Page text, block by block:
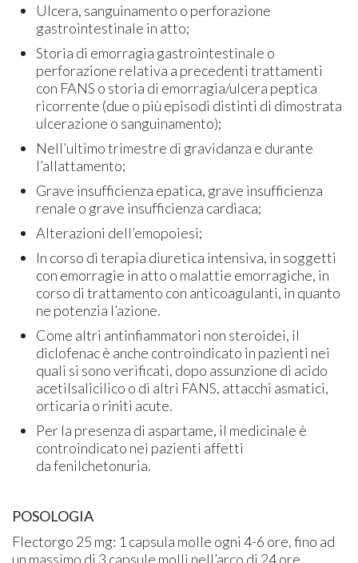
Ulcera, sanguinamento o perforazione
gastrointestinale in atto;
Storia di emorragia gastrointestinale o
perforazione relativa a precedenti trattamenti
con FANS o storia di emorragia/ulcera peptica
ricorrente (due o più episodi distinti di dimostrata
ulcerazione o sanguinamento);
Nell’ultimo trimestre di gravidanza e durante
l’allattamento;
Grave insufficienza epatica, grave insufficienza
renale o grave insufficienza cardiaca;
Alterazioni dell’emopoiesi;
In corso di terapia diuretica intensiva, in soggetti
con emorragie in atto o malattie emorragiche, in
corso di trattamento con anticoagulanti, in quanto
ne potenzia l’azione.
Come altri antinfiammatori non steroidei, il
diclofenac è anche controindicato in pazienti nei
quali si sono verificati, dopo assunzione di acido
acetilsalicilico o di altri FANS, attacchi asmatici,
orticaria o riniti acute.
Per la presenza di aspartame, il medicinale è
controindicato nei pazienti affetti
da fenilchetonuria.
POSOLOGIA
Flectorgo 25 mg: 1 capsula molle ogni 4-6 ore, fino ad
un massimo di 3 capsule molli nell’arco di 24 ore.